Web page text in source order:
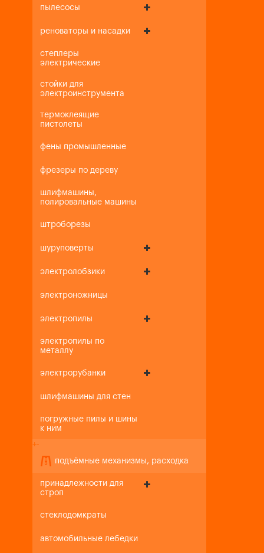
пылесосы
реноваторы и насадки
степлеры
электрические
стойки для
электроинструмента
термоклеящие
пистолеты
фены промышленные
фрезеры по дереву
шлифмашины,
полировальные машины
штроборезы
шуруповерты
электролобзики
электроножницы
электропилы
электропилы по
металлу
электрорубанки
шлифмашины для стен
погружные пилы и шины
к ним
+-
подъёмные механизмы, расходка
принадлежности для
строп
стеклодомкраты
автомобильные лебедки